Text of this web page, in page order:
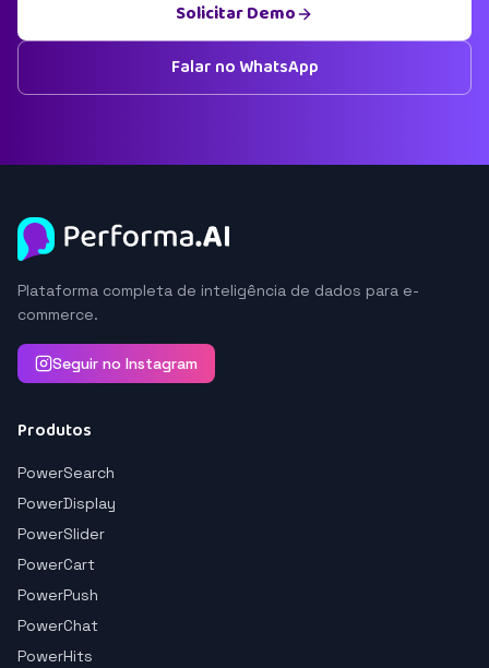
Solicitar Demo
Falar no WhatsApp
Plataforma completa de inteligência de dados para e-
commerce.
Seguir no Instagram
Produtos
PowerSearch
PowerDisplay
PowerSlider
PowerCart
PowerPush
PowerChat
PowerHits